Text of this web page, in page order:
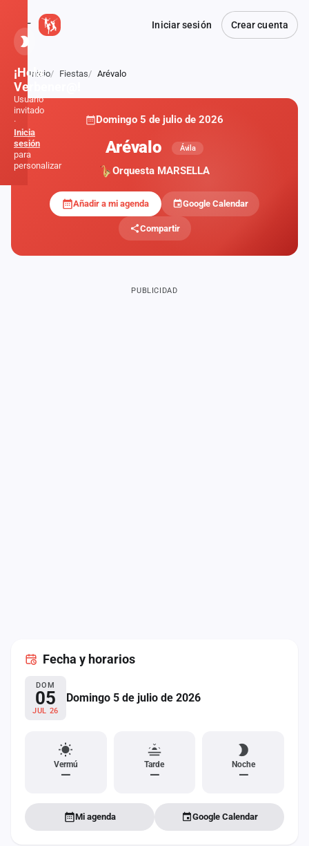
Iniciar sesión Crear cuenta
Atrás
Inicio Fiestas Arévalo
Domingo 5 de julio de 2026
Arévalo Ávila
Orquesta MARSELLA
Añadir a mi agenda Google Calendar
Compartir
PUBLICIDAD
Fecha y horarios
DOM
05
JUL 26
Domingo 5 de julio de 2026
Vermú
—
Tarde
—
Noche
—
Mi agenda Google Calendar
¡Hola,
Verbener@!
Usuario
invitado
·
Inicia
sesión
para
personalizar
Administración
Contacto